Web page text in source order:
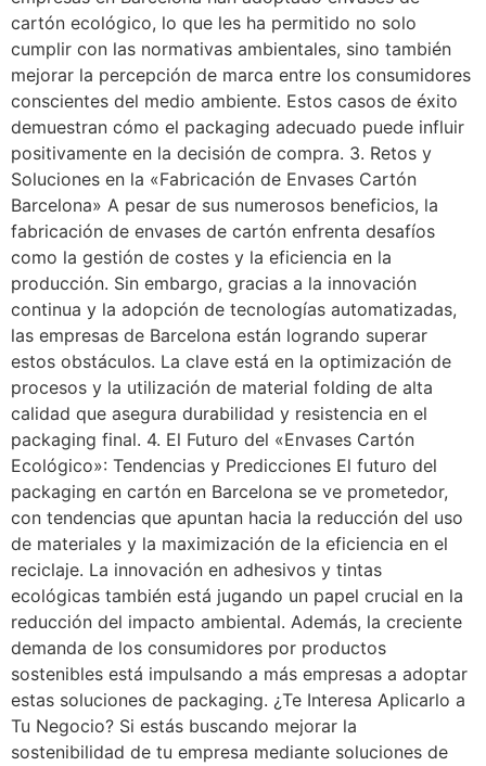
cartón ecológico, lo que les ha permitido no solo
cumplir con las normativas ambientales, sino también
mejorar la percepción de marca entre los consumidores
conscientes del medio ambiente. Estos casos de éxito
demuestran cómo el packaging adecuado puede influir
positivamente en la decisión de compra. 3. Retos y
Soluciones en la «Fabricación de Envases Cartón
Barcelona» A pesar de sus numerosos beneficios, la
fabricación de envases de cartón enfrenta desafíos
como la gestión de costes y la eficiencia en la
producción. Sin embargo, gracias a la innovación
continua y la adopción de tecnologías automatizadas,
las empresas de Barcelona están logrando superar
estos obstáculos. La clave está en la optimización de
procesos y la utilización de material folding de alta
calidad que asegura durabilidad y resistencia en el
packaging final. 4. El Futuro del «Envases Cartón
Ecológico»: Tendencias y Predicciones El futuro del
packaging en cartón en Barcelona se ve prometedor,
con tendencias que apuntan hacia la reducción del uso
de materiales y la maximización de la eficiencia en el
reciclaje. La innovación en adhesivos y tintas
ecológicas también está jugando un papel crucial en la
reducción del impacto ambiental. Además, la creciente
demanda de los consumidores por productos
sostenibles está impulsando a más empresas a adoptar
estas soluciones de packaging. ¿Te Interesa Aplicarlo a
Tu Negocio? Si estás buscando mejorar la
sostenibilidad de tu empresa mediante soluciones de